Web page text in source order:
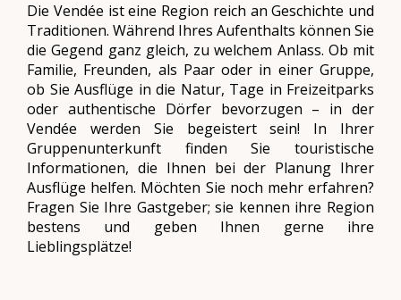
Die Vendée ist eine Region reich an Geschichte und
Traditionen. Während Ihres Aufenthalts können Sie
die Gegend ganz gleich, zu welchem Anlass. Ob mit
Familie, Freunden, als Paar oder in einer Gruppe,
ob Sie Ausflüge in die Natur, Tage in Freizeitparks
oder authentische Dörfer bevorzugen – in der
Vendée werden Sie begeistert sein! In Ihrer
Gruppenunterkunft finden Sie touristische
Informationen, die Ihnen bei der Planung Ihrer
Ausflüge helfen. Möchten Sie noch mehr erfahren?
Fragen Sie Ihre Gastgeber; sie kennen ihre Region
bestens und geben Ihnen gerne ihre
Lieblingsplätze!